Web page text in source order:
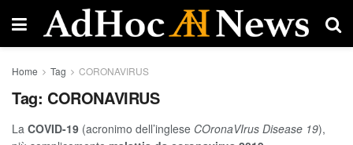
Home Tag CORONAVIRUS
Tag: CORONAVIRUS
La COVID-19 (acronimo dell’inglese COronaVIrus Disease 19),